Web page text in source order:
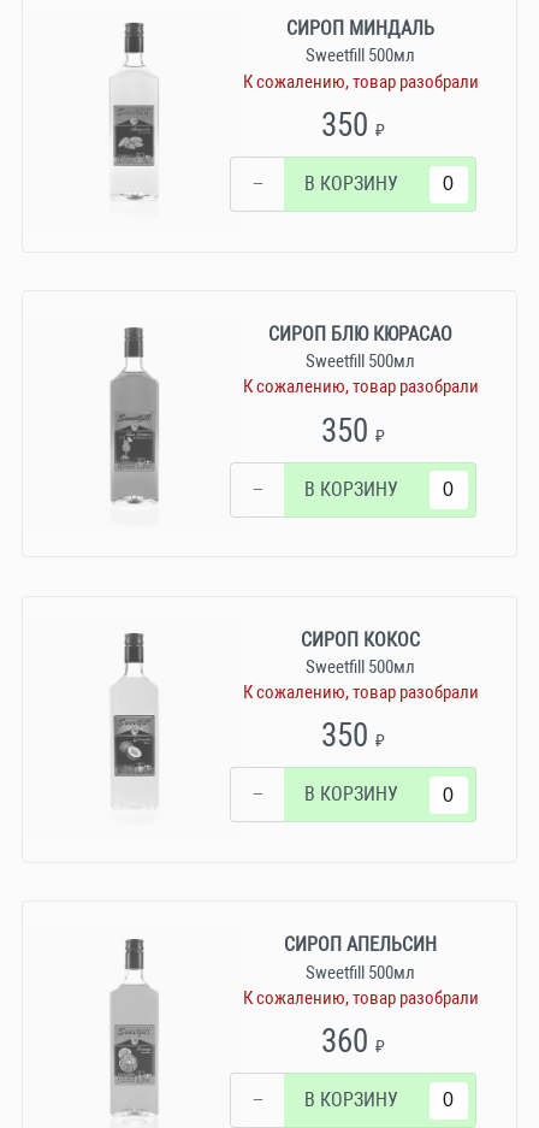
СИРОП МИНДАЛЬ
Sweetfill 500мл
К сожалению, товар разобрали
350₽
− В КОРЗИНУ
СИРОП БЛЮ КЮРАСАО
Sweetfill 500мл
К сожалению, товар разобрали
350₽
− В КОРЗИНУ
СИРОП КОКОС
Sweetfill 500мл
К сожалению, товар разобрали
350₽
− В КОРЗИНУ
СИРОП АПЕЛЬСИН
Sweetfill 500мл
К сожалению, товар разобрали
360₽
− В КОРЗИНУ